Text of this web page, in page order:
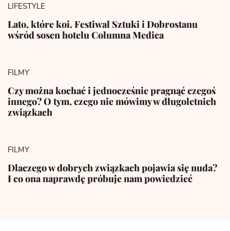
LIFESTYLE
Lato, które koi. Festiwal Sztuki i Dobrostanu
wśród sosen hotelu Columna Medica
FILMY
Czy można kochać i jednocześnie pragnąć czegoś
innego? O tym, czego nie mówimy w długoletnich
związkach
FILMY
Dlaczego w dobrych związkach pojawia się nuda?
I co ona naprawdę próbuje nam powiedzieć